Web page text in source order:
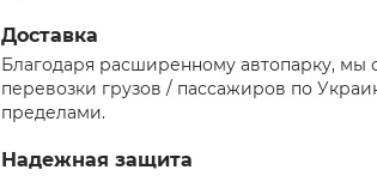
Доставка
Благодаря расширенному автопарку, мы
перевозки грузов / пассажиров по
пределами.
Надежная защита